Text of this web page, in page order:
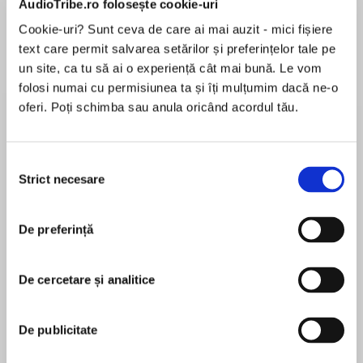
AudioTribe.ro folosește cookie-uri
Cookie-uri? Sunt ceva de care ai mai auzit - mici fișiere
text care permit salvarea setărilor și preferințelor tale pe
un site, ca tu să ai o experiență cât mai bună. Le vom
folosi numai cu permisiunea ta și îți mulțumim dacă ne-o
oferi. Poți schimba sau anula oricând acordul tău.
consimțământului
Strict necesare
De preferință
De cercetare și analitice
De publicitate
Desprecarte
The legendary Patricia Cornwell is back with her
No.1 bestselling, groundbreaking series following
psychologist with the US Secret Service, have
five miles from the Pentagon in a post-
pandemic world that’s been torn by civil and
pentru această carte
world’s top bestselling crime writers and the
author of the Scarpetta series. Her novels have